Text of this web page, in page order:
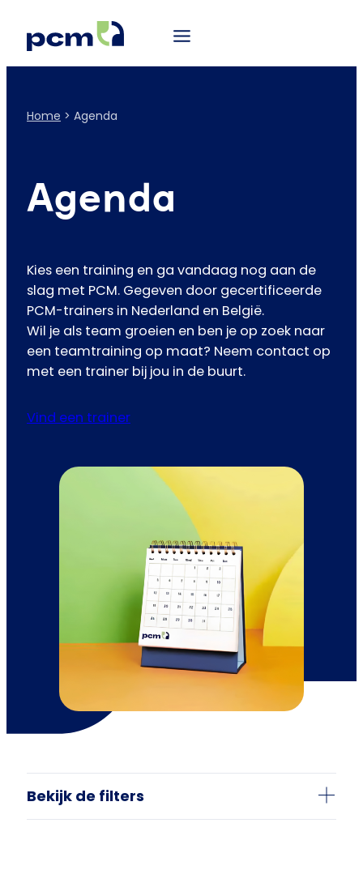
Home > Agenda
Agenda
Kies een training en ga vandaag nog aan de
slag met PCM. Gegeven door gecertificeerde
PCM-trainers in Nederland en België.
Wil je als team groeien en ben je op zoek naar
een teamtraining op maat? Neem contact op
met een trainer bij jou in de buurt.
Vind een trainer
Bekijk de filters